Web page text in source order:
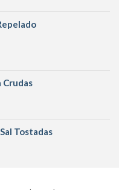
Crudas
Tostadas